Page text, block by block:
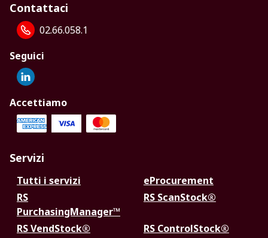
Contattaci
02.66.058.1
Seguici
Accettiamo
Servizi
Tutti i servizi
eProcurement
RS
PurchasingManager™
RS ScanStock®
RS VendStock®
RS ControlStock®